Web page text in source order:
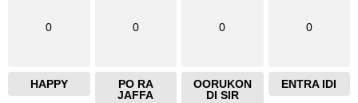
0
HAPPY
0
PO RA
JAFFA
0
OORUKON
DI SIR
0
ENTRA IDI